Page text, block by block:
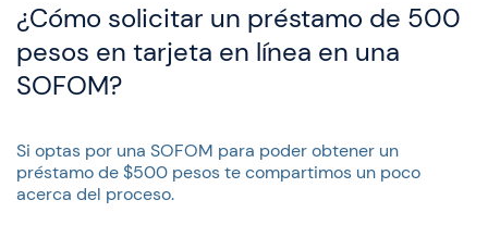
¿Cómo solicitar un préstamo de 500
pesos en tarjeta en línea en una
SOFOM?
Si optas por una SOFOM para poder obtener un
préstamo de $500 pesos te compartimos un poco
acerca del proceso.